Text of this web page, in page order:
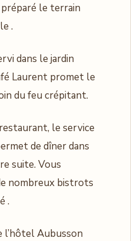
le terrain
.
dans le jardin
Laurent promet le
du feu crépitant.
restaurant, le service
de dîner dans
suite. Vous
nombreux bistrots
.
l’hôtel Aubusson